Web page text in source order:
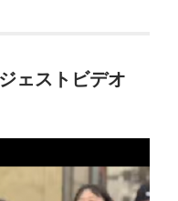
ェストビデオ